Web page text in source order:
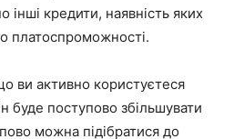
інші кредити, наявність яких
платоспроможності.
ви активно користуєтеся
буде поступово збільшувати
можна підібратися до